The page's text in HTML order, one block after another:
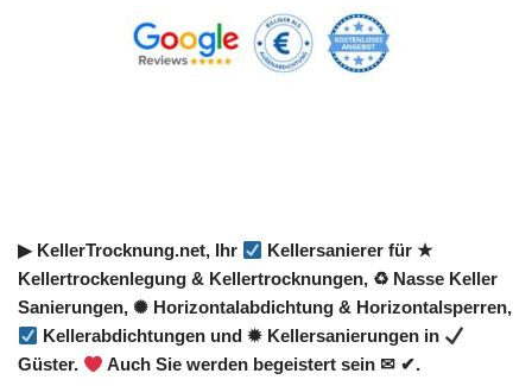
▶︎ KellerTrocknung.net, Ihr
Kellersanierer für ★
Kellertrockenlegung & Kellertrocknungen, ♻ Nasse Keller
Sanierungen, ✺ Horizontalabdichtung & Horizontalsperren,
Kellerabdichtungen und ✹ Kellersanierungen in
Güster.
Auch Sie werden begeistert sein ✉ ✔.